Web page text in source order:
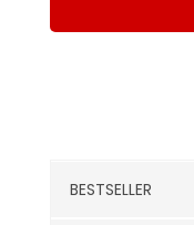
BESTSELLER